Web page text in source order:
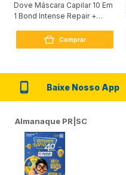
Dove Máscara Capilar 10 Em
1 Bond Intense Repair +
Comprar
Baixe Nosso App
Almanaque PR|SC